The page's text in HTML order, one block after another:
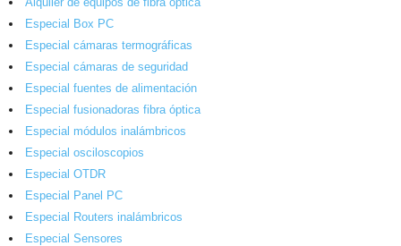
Especial Box PC
Especial cámaras termográficas
Especial cámaras de seguridad
Especial fuentes de alimentación
Especial fusionadoras fibra óptica
Especial módulos inalámbricos
Especial osciloscopios
Especial OTDR
Especial Panel PC
Especial Routers inalámbricos
Especial Sensores